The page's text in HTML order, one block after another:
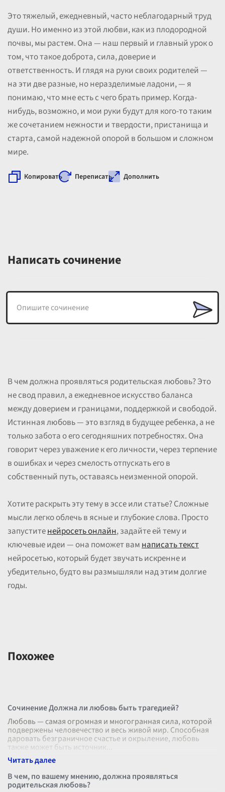
Это тяжелый, ежедневный, часто неблагодарный труд
души. Но именно из этой любви, как из плодородной
почвы, мы растем. Она — наш первый и главный урок о
том, что такое доброта, сила, доверие и
ответственность. И глядя на руки своих родителей —
на эти две разные, но неразделимые ладони, — я
понимаю, что мне есть с чего брать пример. Когда-
нибудь, возможно, и мои руки будут для кого-то таким
же сочетанием нежности и твердости, пристанища и
старта, самой надежной опорой в большом и сложном
мире.
Копировать Переписать Дополнить
Написать сочинение
В чем должна проявляться родительская любовь? Это
не свод правил, а ежедневное искусство баланса
между доверием и границами, поддержкой и свободой.
Истинная любовь — это взгляд в будущее ребенка, а не
только забота о его сегодняшних потребностях. Она
говорит через уважение к его личности, через терпение
в ошибках и через смелость отпускать его в
собственный путь, оставаясь неизменной опорой.
Хотите раскрыть эту тему в эссе или статье? Сложные
мысли легко облечь в ясные и глубокие слова. Просто
запуститенейросеть онлайн, задайте ей тему и
ключевые идеи — она поможет вамнаписать текст
нейросетью, который будет звучать искренне и
убедительно, будто вы размышляли над этим долгие
годы.
Похожее
Сочинение Должна ли любовь быть трагедией?
Любовь — самая огромная и многогранная сила, которой
подвержены человечество и весь живой мир. Способная
даровать безграничное счастье и окрыление, любовь
также может быть источник
В чем, по вашему мнению, должна проявляться
родительская любовь?